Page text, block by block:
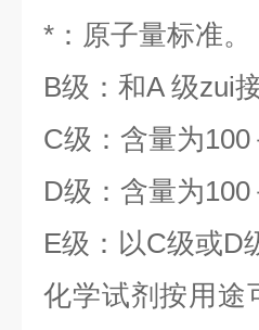
*：原子量标准。
B级：和A 级zui
C级：含量为
D级：含量为
E级：以C级或D
化学试剂按用途